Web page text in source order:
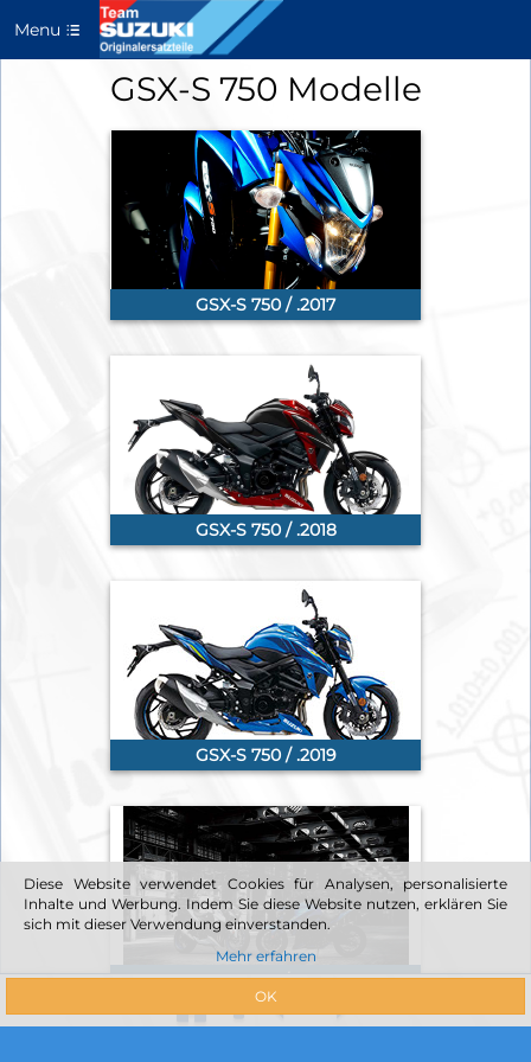
Menu
GSX-S 750 Modelle
GSX-S 750 / .2017
GSX-S 750 / .2018
GSX-S 750 / .2019
GSX-S 750 / .2020
Diese Website verwendet Cookies für Analysen, personalisierte
Inhalte und Werbung. Indem Sie diese Website nutzen, erklären Sie
sich mit dieser Verwendung einverstanden.
Mehr erfahren
OK